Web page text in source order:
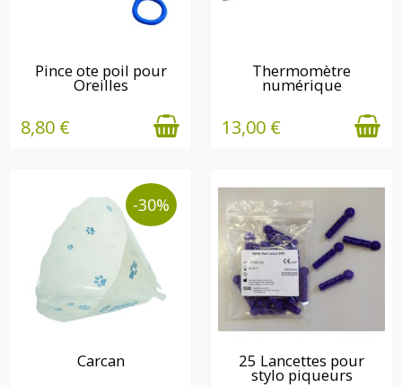
EN STOCK
Pince ote poil pour
Oreilles
8,80 €
EN STOCK
Thermomètre
numérique
13,00 €
-30%
EN STOCK
Carcan EN STOCK
25 Lancettes pour
stylo piqueurs